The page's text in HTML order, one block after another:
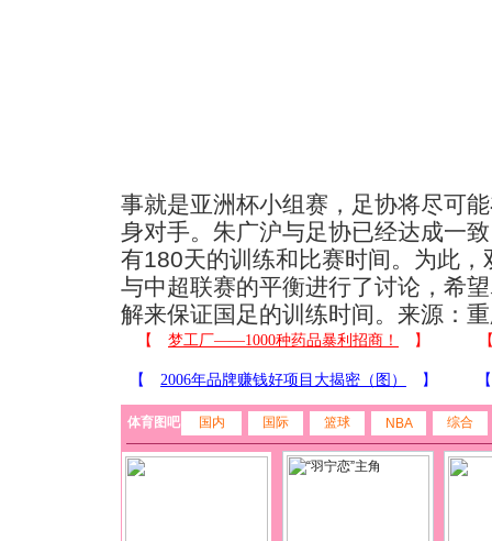
事就是亚洲杯小组赛，足协将尽可
身对手。朱广沪与足协已经达成一
有180天的训练和比赛时间。为此
与中超联赛的平衡进行了讨论，希
解来保证国足的训练时间。来源：
体育图吧 国内 国际 篮球 NBA 综合